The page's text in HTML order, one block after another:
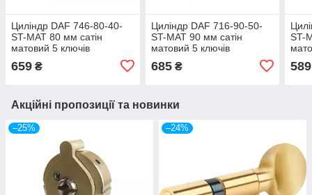
Циліндр DAF 746-80-40-
ST-MAT 80 мм сатін
матовий 5 ключів
659 ₴
Циліндр DAF 716-90-50-
ST-MAT 90 мм сатін
матовий 5 ключів
685₴
ST-
589
Акційні пропозиції та новинки
–25% –24%